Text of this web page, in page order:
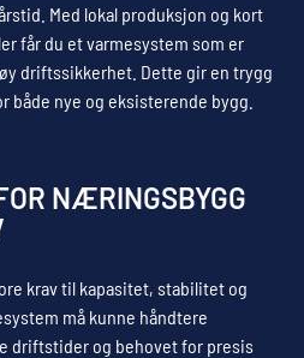
Med lokal produksjon og kort
får du et varmesystem som er
driftssikkerhet. Dette gir en trygg
nye og eksisterende bygg.
NÆRINGSBYGG
krav til kapasitet, stabilitet og
må kunne håndtere
driftstider og behovet for presis